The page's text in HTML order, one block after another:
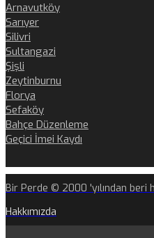
Arnavutköy
Sarıyer
Silivri
Sultangazi
Şişli
Zeytinburnu
Florya
Sefaköy
Bahçe Düzenleme
Geçici İmei Kaydı
Bir Perde © 2000 'yılından beri
Hakkımızda